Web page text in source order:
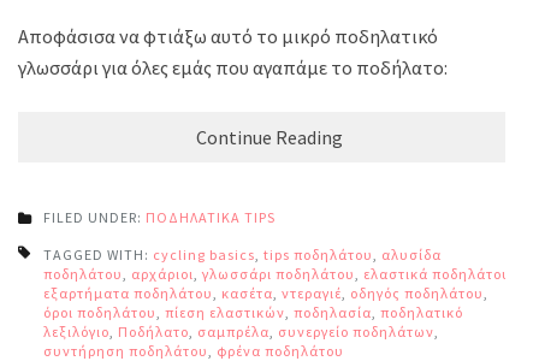
Αποφάσισα να φτιάξω αυτό το μικρό ποδηλατικό
γλωσσάρι για όλες εμάς που αγαπάμε το ποδήλατο:
Continue Reading
FILED UNDER: ΠΟΔΗΛΑΤΙΚΑ TIPS
TAGGED WITH: cycling basics, tips ποδηλάτου, αλυσίδα
ποδηλάτου, αρχάριοι, γλωσσάρι ποδηλάτου, ελαστικά ποδηλάτου
εξαρτήματα ποδηλάτου, κασέτα, ντεραγιέ, οδηγός ποδηλάτου,
όροι ποδηλάτου, πίεση ελαστικών, ποδηλασία, ποδηλατικό
λεξιλόγιο, Ποδήλατο, σαμπρέλα, συνεργείο ποδηλάτων,
συντήρηση ποδηλάτου, φρένα ποδηλάτου